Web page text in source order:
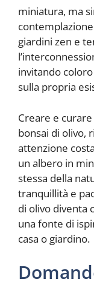
miniatura, ma
giardini zen e
invitando
sulla propria
Creare e
bonsai di olivo,
attenzione
un albero in
stessa della
tranquillità e
di olivo diventa
una fonte di
casa o giardino.